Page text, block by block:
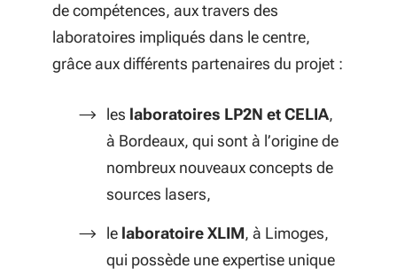
de compétences, aux travers des
laboratoires impliqués dans le centre,
grâce aux différents partenaires du projet :
les laboratoires LP2N et CELIA,
à Bordeaux, qui sont à l’origine de
nombreux nouveaux concepts de
sources lasers,
le laboratoire XLIM, à Limoges,
qui possède une expertise unique